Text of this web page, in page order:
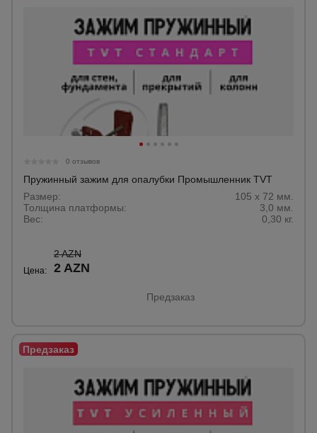
0 отзывов
Пружинный зажим для опалубки Промышленник TVT
Размер:
105 х 72 мм.
Толщина платформы:
3,0 мм.
Вес:
0,30 кг.
Цена:
2 AZN
2 AZN
Предзаказ